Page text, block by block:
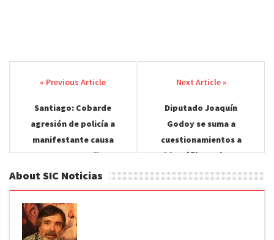
navigation
Santiago: Cobarde
agresión de policía a
manifestante causa
grave atropello.
Diputado Joaquín
Godoy se suma a
cuestionamientos a
Pablo Zúñiga, mientras
Senador Chahuán
mantiene el silencio. En
About SIC Noticias